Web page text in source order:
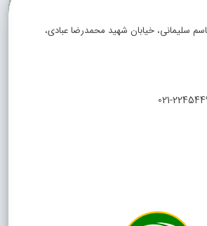
سلیمانی، خیابان شهید محمدرضا عبادی،